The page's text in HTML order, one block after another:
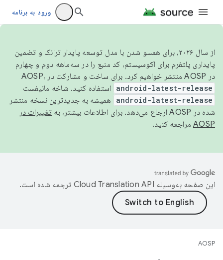
ورود به برنامه
از سال ۲۰۲۶، برای همسو شدن با مدل توسعه پایدار ترانک و تضمین
پایداری پلتفرم برای اکوسیستم، کد منبع را در سه‌ماهه دوم و چهارم
در AOSP منتشر خواهیم کرد. برای ساخت و مشارکت در AOSP،
android-latest-release استفاده کنید. شاخه مانیفست
android-latest-release
همیشه به جدیدترین نسخه منتشر
شده در AOSP ارجاع می‌دهد. برای اطلاعات بیشتر، به
تغییرات در
AOSP مراجعه کنید.
این صفحه به‌وسیله ترجمه شده است.
AOSP